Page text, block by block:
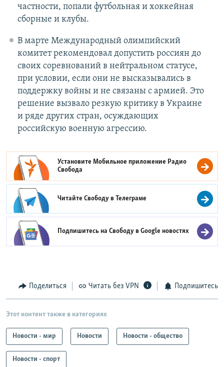
частности, попали футбольная и хоккейная
сборные и клубы.
В марте Международный олимпийский
комитет рекомендовал допустить россиян до
своих соревнований в нейтральном статусе,
при условии, если они не высказывались в
поддержку войны и не связаны с армией. Это
решение вызвало резкую критику в Украине
и ряде других стран, осуждающих
российскую военную агрессию.
Установите Мобильное приложение Радио
Свобода
Читайте Свободу вТелеграме
Подпишитесь на Свободу вGoogle новостях
Поделиться Читать без VPN Подпишитесь
Этот контент также в категориях
Новости - мир Новости Новости - общество
Новости - спорт